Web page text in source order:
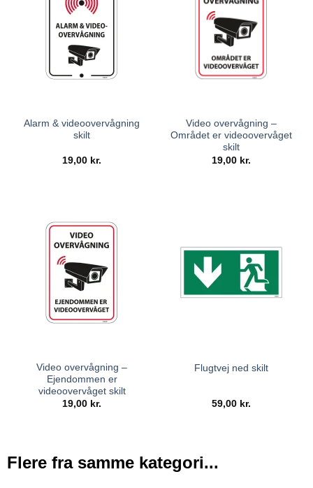
Alarm & videoovervågning
skilt
19,00 kr.
Video overvågning –
Området er videoovervåget
skilt
19,00 kr.
Video overvågning –
Ejendommen er
videoovervåget skilt
19,00 kr.
Flugtvej ned skilt
59,00 kr.
Flere fra samme kategori...